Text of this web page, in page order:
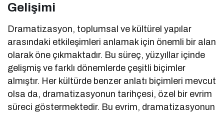
Gelişimi
Dramatizasyon, toplumsal ve kültürel yapılar
arasındaki etkileşimleri anlamak için önemli bir alan
olarak öne çıkmaktadır. Bu süreç, yüzyıllar içinde
gelişmiş ve farklı dönemlerde çeşitli biçimler
almıştır. Her kültürde benzer anlatı biçimleri mevcut
olsa da, dramatizasyonun tarihçesi, özel bir evrim
süreci göstermektedir. Bu evrim, dramatizasyonun